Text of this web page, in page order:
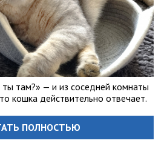
там?» — и из соседней комнаты
кошка действительно отвечает.
ПОЛНОСТЬЮ